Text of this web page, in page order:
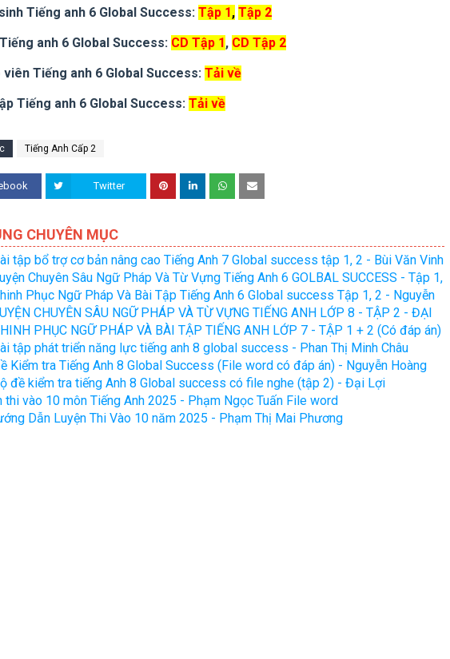
Tiếng anh 6 Global Success: Tập 1 , Tập 2
anh 6 Global Success: CD Tập 1 , CD Tập 2
viên Tiếng anh 6 Global Success: Tải về
Tiếng anh 6 Global Success: Tải về
Tiếng Anh Cấp 2
Twitter
CHUYÊN MỤC
tập bổ trợ cơ bản nâng cao Tiếng Anh 7 Global success tập 1, 2 - Bùi Văn Vinh
Chuyên Sâu Ngữ Pháp Và Từ Vựng Tiếng Anh 6 GOLBAL SUCCESS - Tập 1,
Phục Ngữ Pháp Và Bài Tập Tiếng Anh 6 Global success Tập 1, 2 - Nguyễn
CHUYÊN SÂU NGỮ PHÁP VÀ TỪ VỰNG TIẾNG ANH LỚP 8 - TẬP 2 - ĐẠI
PHỤC NGỮ PHÁP VÀ BÀI TẬP TIẾNG ANH LỚP 7 - TẬP 1 + 2 (Có đáp án)
tập phát triển năng lực tiếng anh 8 global success - Phan Thị Minh Châu
Kiểm tra Tiếng Anh 8 Global Success (File word có đáp án) - Nguyễn Hoàng
đề kiểm tra tiếng Anh 8 Global success có file nghe (tập 2) - Đại Lợi
thi vào 10 môn Tiếng Anh 2025 - Phạm Ngọc Tuấn File word
Dẫn Luyện Thi Vào 10 năm 2025 - Phạm Thị Mai Phương